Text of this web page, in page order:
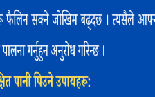
मा कार्यालय स्थापना
सम्बन्धित
विद्यालयलाई विभिन्न